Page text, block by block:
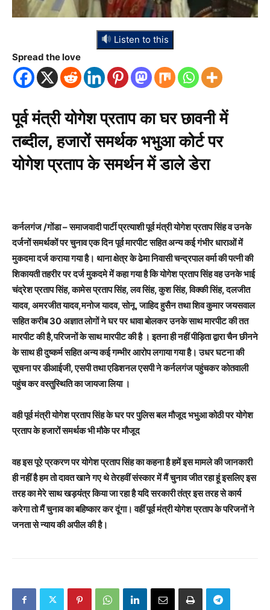
Listen to this
Spread the love
पूर्व मंत्री योगेश प्रताप का घर छावनी में
तब्दील, हजारों समर्थक भभुआ कोर्ट पर
योगेश प्रताप के समर्थन में डाले डेरा
कर्नलगंज /गोंडा – समाजवादी पार्टी प्रत्याशी पूर्व मंत्री योगेश प्रताप सिंह व उनके
दर्जनों समर्थकों पर चुनाव एक दिन पूर्व मारपीट सहित अन्य कई गंभीर धाराओं में
मुकदमा दर्ज कराया गया है। थाना क्षेत्र के ढेमा निवासी चन्द्रपाल वर्मा की पत्नी की
शिकायती तहरीर पर दर्ज मुकदमे में कहा गया है कि योगेश प्रताप सिंह वह उनके भाई
चंद्रेश प्रताप सिंह, कामेस प्रताप सिंह, लव सिंह, कुश सिंह, विक्की सिंह, दलजीत
यादव, अमरजीत यादव,मनोज यादव, सोनू, जाहिद हुसैन तथा शिव कुमार जयसवाल
सहित करीब 30 अज्ञात लोगों ने घर पर धावा बोलकर उनके साथ मारपीट की तत
मारपीट की है,परिजनों के साथ मारपीट की है । इतना ही नहीं पीड़िता द्वारा चैन छीनने
के साथ ही दुष्कर्म सहित अन्य कई गम्भीर आरोप लगाया गया है। उधर घटना की
सूचना पर डीआईजी, एसपी तथा एडिशनल एसपी ने कर्नलगंज पहुंचकर कोतवाली
पहुंच कर वस्तुस्थिति का जायजा लिया ।
वही पूर्व मंत्री योगेश प्रताप सिंह के घर पर पुलिस बल मौजूद भभुआ कोठी पर योगेश
प्रताप के हजारों समर्थक भी मौके पर मौजूद
वह इस पूरे प्रकरण पर योगेश प्रताप सिंह का कहना है हमें इस मामले की जानकारी
ही नहीं है हम तो दावत खाने गए थे तेरहवीं संस्कार में मैं चुनाव जीत रहा हूं इसलिए इस
तरह का मेरे साथ खड़यंत्र किया जा रहा है यदि सरकारी तंत्र इस तरह से कार्य
करेगा तो मैं चुनाव का बहिष्कार कर दूंगा। वहीं पूर्व मंत्री योगेश प्रताप के परिजनों ने
जनता से न्याय की अपील की है।